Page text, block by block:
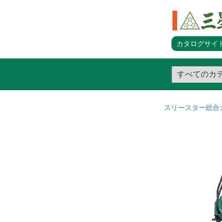
カタログサイ
スリースター総合